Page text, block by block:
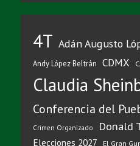
4T Adán Augusto
Andy López Beltrán CDMX
Claudia
Conferencia del
Crimen Organizado Donald
Elecciones 2027 El Gran